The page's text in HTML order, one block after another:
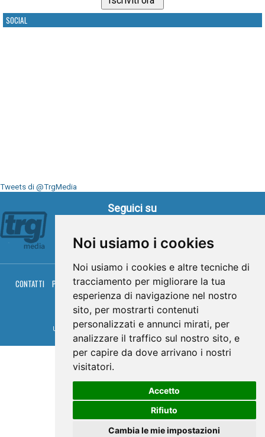
Noi usiamo i cookies
Noi usiamo i cookies e altre tecniche di
tracciamento per migliorare la tua
esperienza di navigazione nel nostro
sito, per mostrarti contenuti
personalizzati e annunci mirati, per
analizzare il traffico sul nostro sito, e
per capire da dove arrivano i nostri
visitatori.
Accetto
Rifiuto
Cambia le mie impostazioni
SOCIAL
Tweets di @TrgMedia
Seguici su
CONTATTI PRIVACY COOKIES PALINSESTO DIRETTA TV
DIRETTA RADIO
RGM HITRADIO
© TRG Media 2005-2026
Umbria Televisioni s.r.l. - P.I.00496230541 -www.trgmedia.it- Powered by